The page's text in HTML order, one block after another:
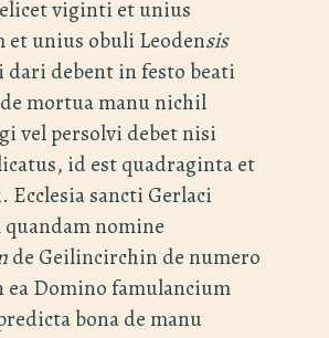
viginti et unius
et unius obuli Leodensis
dari debent in festo beati
mortua manu nichil
vel persolvi debet nisi
id est quadraginta et
Ecclesia sancti Gerlaci
nomine
de Geilincirchin de numero
Domino famulancium
bona de manu